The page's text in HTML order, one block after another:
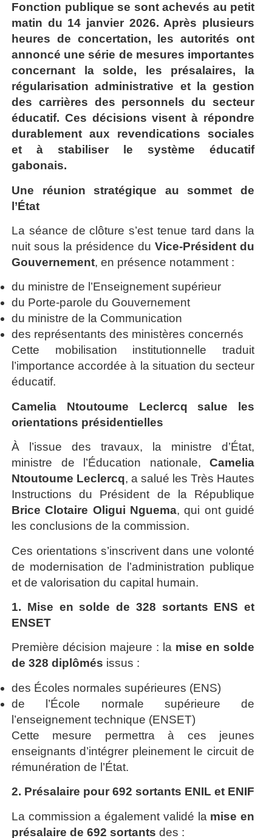
Fonction publique se sont achevés au petit
matin du 14 janvier 2026. Après plusieurs
heures de concertation, les autorités ont
annoncé une série de mesures importantes
concernant la solde, les présalaires, la
régularisation administrative et la gestion
des carrières des personnels du secteur
éducatif. Ces décisions visent à répondre
durablement aux revendications sociales
et à stabiliser le système éducatif
gabonais.
Une réunion stratégique au sommet de
l’État
La séance de clôture s’est tenue tard dans la
nuit sous la présidence du Vice-Président du
Gouvernement, en présence notamment :
du ministre de l’Enseignement supérieur
du Porte-parole du Gouvernement
du ministre de la Communication
des représentants des ministères concernés
Cette mobilisation institutionnelle traduit
l’importance accordée à la situation du secteur
éducatif.
Camelia Ntoutoume Leclercq salue les
orientations présidentielles
À l’issue des travaux, la ministre d’État,
ministre de l’Éducation nationale, Camelia
Ntoutoume Leclercq, a salué les Très Hautes
Instructions du Président de la République
Brice Clotaire Oligui Nguema, qui ont guidé
les conclusions de la commission.
Ces orientations s’inscrivent dans une volonté
de modernisation de l’administration publique
et de valorisation du capital humain.
1. Mise en solde de 328 sortants ENS et
ENSET
Première décision majeure : la mise en solde
de 328 diplômés issus :
des Écoles normales supérieures (ENS)
de l’École normale supérieure de
l’enseignement technique (ENSET)
Cette mesure permettra à ces jeunes
enseignants d’intégrer pleinement le circuit de
rémunération de l’État.
2. Présalaire pour 692 sortants ENIL et ENIF
La commission a également validé la mise en
présalaire de 692 sortants des :